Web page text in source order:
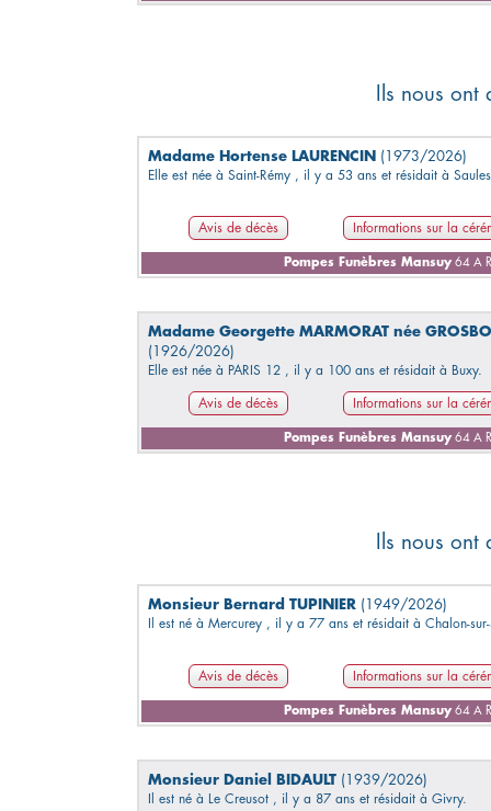
Ils nous
Madame Hortense LAURENCIN (1973/2026)
Elle est née à Saint-Rémy , il y a 53 ans et résidait à
Avis de décès Informations sur la
Pompes Funèbres Mansuy 64 A
Madame Georgette MARMORAT née
(1926/2026)
Elle est née à PARIS 12 , il y a 100 ans et résidait à Buxy.
Avis de décès Informations sur la
Pompes Funèbres Mansuy 64 A
Ils nous
Monsieur Bernard TUPINIER (1949/2026)
Il est né à Mercurey , il y a 77 ans et résidait à Chalon-
Avis de décès Informations sur la
Pompes Funèbres Mansuy 64 A
Monsieur Daniel BIDAULT (1939/2026)
Il est né à Le Creusot , il y a 87 ans et résidait à Givry.